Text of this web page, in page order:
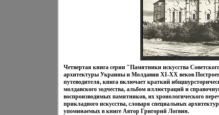
Четвертая книга серии "Памятники искусства
архитектуры Украины и Молдавии XI-XX веков
путеводителя, книга включает краткий
молдавского зодчества, альбом иллюстраций и
воспроизводимых памятников, их хронологического
прикладного искусства, словаря специальных
упоминаемых в книге Автор Григорий Логвин.